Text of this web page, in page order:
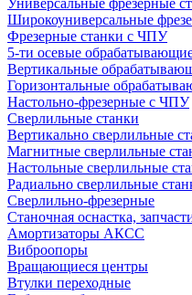
Универсальные фрезерные
Широкоуниверсальные
Фрезерные станки с ЧПУ
5-ти осевые
Вертикальные
Горизонтальные
Настольно-фрезерные с ЧПУ
Сверлильные станки
Вертикально сверлильные
Магнитные сверлильные
Настольные сверлильные
Радиально сверлильные
Сверлильно-фрезерные
Станочная оснастка,
Амортизаторы АКСС
Виброопоры
Вращающиеся центры
Втулки переходные